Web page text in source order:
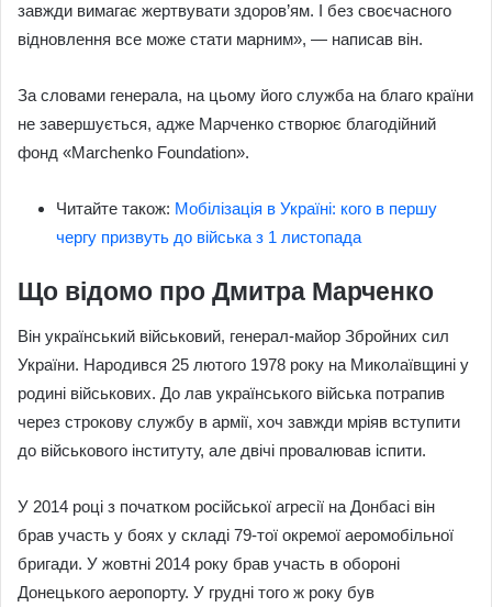
завжди вимагає жертвувати здоров’ям. І без своєчасного
відновлення все може стати марним», — написав він.
За словами генерала, на цьому його служба на благо країни
не завершується, адже Марченко створює благодійний
фонд «Marchenko Foundation».
Читайте також: Мобілізація в Україні: кого в першу
чергу призвуть до війська з 1 листопада
Що відомо про Дмитра Марченко
Він український військовий, генерал-майор Збройних сил
України. Народився 25 лютого 1978 року на Миколаївщині у
родині військових. До лав українського війська потрапив
через строкову службу в армії, хоч завжди мріяв вступити
до військового інституту, але двічі провалював іспити.
У 2014 році з початком російської агресії на Донбасі він
брав участь у боях у складі 79-тої окремої аеромобільної
бригади. У жовтні 2014 року брав участь в обороні
Донецького аеропорту. У грудні того ж року був